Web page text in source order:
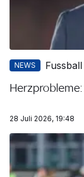
NEWS Fussball
28 Juli 2026, 19:48